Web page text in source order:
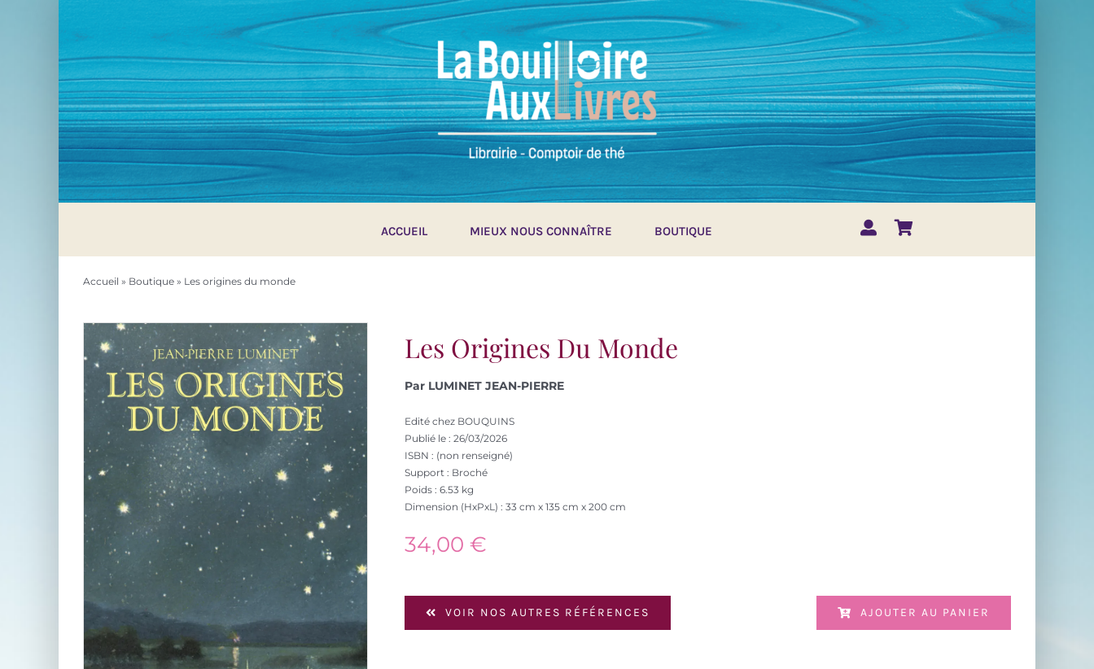
ACCUEIL MIEUX NOUS CONNAÎTRE BOUTIQUE
Accueil » Boutique» Les origines du monde
Les Origines Du Monde
Par LUMINET JEAN-PIERRE
Edité chez BOUQUINS
Publié le : 26/03/2026
ISBN : (non renseigné)
Support : Broché
Poids : 6.53 kg
Dimension (HxPxL) : 33 cm x 135 cm x 200 cm
34,00€
VOIR NOS AUTRES RÉFÉRENCES AJOUTER AU PANIER